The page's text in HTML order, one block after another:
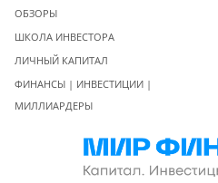
ОБЗОРЫ
ШКОЛА ИНВЕСТОРА
ЛИЧНЫЙ КАПИТАЛ
ФИНАНСЫ | ИНВЕСТИЦИИ |
МИЛЛИАРДЕРЫ